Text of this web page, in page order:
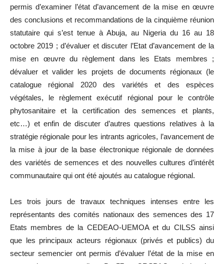
permis d’examiner l’état d’avancement de la mise en œuvre
des conclusions et recommandations de la cinquième réunion
statutaire qui s’est tenue à Abuja, au Nigeria du 16 au 18
octobre 2019 ; d’évaluer et discuter l’Etat d’avancement de la
mise en œuvre du règlement dans les Etats membres ;
dévaluer et valider les projets de documents régionaux (le
catalogue régional 2020 des variétés et des espèces
végétales, le règlement exécutif régional pour le contrôle
phytosanitaire et la certification des semences et plants,
etc…) et enfin de discuter d’autres questions relatives à la
stratégie régionale pour les intrants agricoles, l’avancement de
la mise à jour de la base électronique régionale de données
des variétés de semences et des nouvelles cultures d’intérêt
communautaire qui ont été ajoutés au catalogue régional.
Les trois jours de travaux techniques intenses entre les
représentants des comités nationaux des semences des 17
Etats membres de la CEDEAO-UEMOA et du CILSS ainsi
que les principaux acteurs régionaux (privés et publics) du
secteur semencier ont permis d’évaluer l’état de la mise en